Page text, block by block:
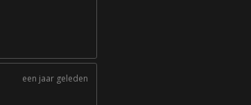
een jaar geleden